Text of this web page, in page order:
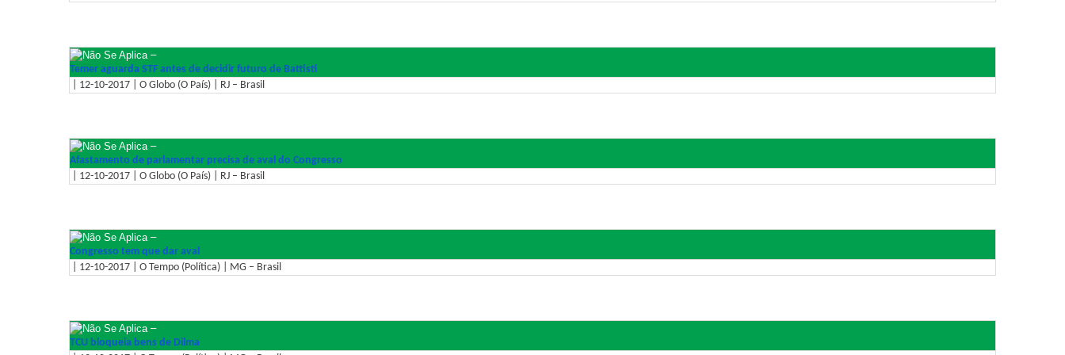
–
Temer aguarda STF antes de decidir futuro de Battisti
| 12-10-2017 | O Globo (O País) | RJ – Brasil
–
Afastamento de parlamentar precisa de aval do Congresso
| 12-10-2017 | O Globo (O País) | RJ – Brasil
–
Congresso tem que dar aval
| 12-10-2017 | O Tempo (Política) | MG – Brasil
–
TCU bloqueia bens de Dilma